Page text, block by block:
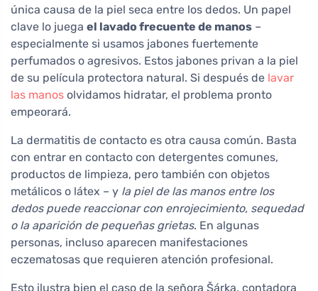
única causa de la piel seca entre los dedos. Un papel
clave lo juega el lavado frecuente de manos –
especialmente si usamos jabones fuertemente
perfumados o agresivos. Estos jabones privan a la piel
de su película protectora natural. Si después de lavar
las manos olvidamos hidratar, el problema pronto
empeorará.
La dermatitis de contacto es otra causa común. Basta
con entrar en contacto con detergentes comunes,
productos de limpieza, pero también con objetos
metálicos o látex – y la piel de las manos entre los
dedos puede reaccionar con enrojecimiento, sequedad
o la aparición de pequeñas grietas. En algunas
personas, incluso aparecen manifestaciones
eczematosas que requieren atención profesional.
Esto ilustra bien el caso de la señora Šárka, contadora